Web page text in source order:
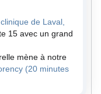
clinique de Laval,
15 avec un grand
mène à notre
(20 minutes